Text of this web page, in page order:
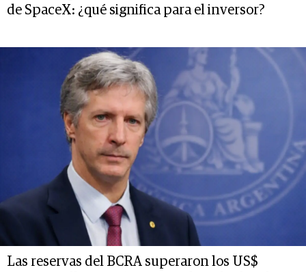
de SpaceX: ¿qué significa para el inversor?
Las reservas del BCRA superaron los US$